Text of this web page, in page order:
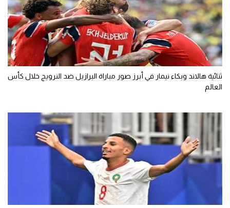
كويز في الجول
فيديو في الجول
ثنائية هالاند وبكاء نيمار في أبرز صور مباراة البرازيل ضد النرويج خلال كأس
العالم